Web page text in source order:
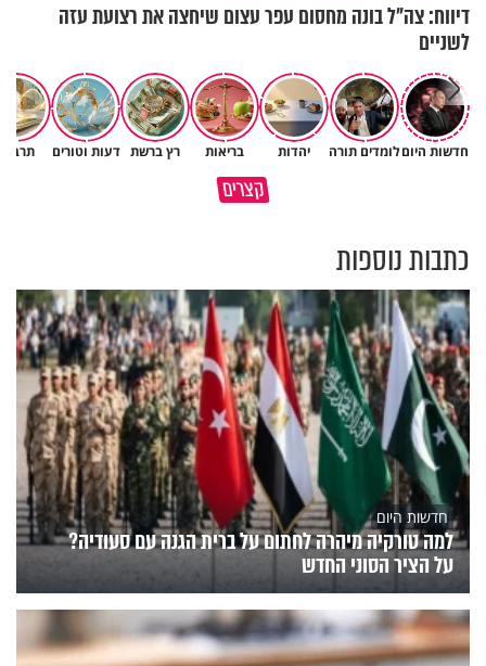
דיווח: צה"ל בונה מחסום עפר עצום שיחצה את רצועת עזה
לשניים
חדשות היוםלומדים תורה יהדות בריאות רץ ברשת דעות וטורים
קצרים
במבט לאחור - האם התקופה
איך ייתכן שיש אנשים שיודעים
שהתורה אמת, ובכל זאת לא
כתבות נוספות
חדשות היום
למה טורקיה מיהרה לחתום על ברית הגנה עם סעודיה?
על הציר הסוני החדש